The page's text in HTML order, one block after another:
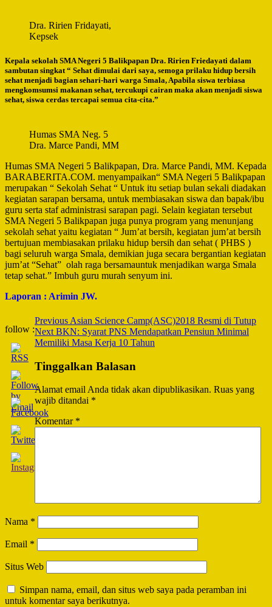
Dra. Ririen Fridayati,
Kepsek
Kepala sekolah SMA Negeri 5 Balikpapan Dra. Ririen Friedayati dalam
sambutan singkat “ Sehat dimulai dari saya, semoga prilaku hidup bersih
sehat menjadi bagian sehari-hari warga Smala, Apabila siswa terbiasa
mengkomsumsi makanan sehat, tercukupi cairan maka akan menjadi siswa
sehat, siswa cerdas tercapai semua cita-cita.”
Humas SMA Neg. 5
Dra. Marce Pandi, MM
Humas SMA Negeri 5 Balikpapan, Dra. Marce Pandi, MM. Kepada
BARABERITA.COM. menyampaikan“ SMA Negeri 5 Balikpapan
merupakan “ Sekolah Sehat “ Untuk itu setiap bulan sekali diadakan
kegiatan sarapan bersama, untuk membiasakan siswa dan bapak/ibu
guru serta staf administrasi sarapan pagi. Selain kegiatan tersebut
SMA Negeri 5 Balikpapan juga punya program yang menunjang
sekolah sehat yaitu kegiatan “ Jum’at bersih, kegiatan jum’at bersih
bertujuan membiasakan prilaku hidup bersih dan sehat ( PHBS )
bagi seluruh warga Smala, demikian juga secara bergantian kegiatan
jum’at “Sehat” olah raga bersamauntuk menjadikan warga Smala
tetap sehat.” Imbuh guru murah senyum ini.
Laporan : Arimin JW.
follow :
Post
Navigation
Previous Asian Science Camp(ASC)2018 Resmi di Tutup
Next BKN: Syarat PNS Mendapatkan Pensiun Minimal
Memiliki Masa Kerja 10 Tahun
Tinggalkan Balasan
Alamat email Anda tidak akan dipublikasikan. Ruas yang
wajib ditandai *
Komentar *
Nama *
Email *
Situs Web
Simpan nama, email, dan situs web saya pada peramban ini
untuk komentar saya berikutnya.